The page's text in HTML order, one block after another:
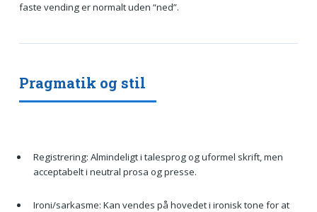
faste vending er normalt uden “ned”.
Pragmatik og stil
Registrering: Almindeligt i talesprog og uformel skrift, men
acceptabelt i neutral prosa og presse.
Ironi/sarkasme: Kan vendes på hovedet i ironisk tone for at